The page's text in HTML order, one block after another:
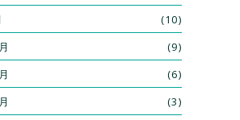
(10)
(9)
(6)
(3)